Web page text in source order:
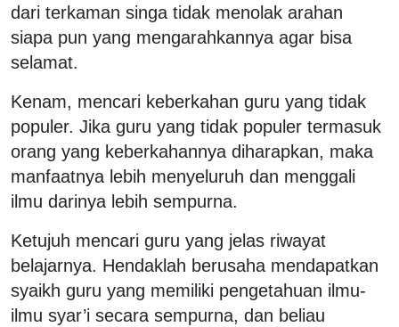
dari terkaman singa tidak menolak arahan
siapa pun yang mengarahkannya agar bisa
selamat.
Kenam, mencari keberkahan guru yang tidak
populer. Jika guru yang tidak populer termasuk
orang yang keberkahannya diharapkan, maka
manfaatnya lebih menyeluruh dan menggali
ilmu darinya lebih sempurna.
Ketujuh mencari guru yang jelas riwayat
belajarnya. Hendaklah berusaha mendapatkan
syaikh guru yang memiliki pengetahuan ilmu-
ilmu syar’i secara sempurna, dan beliau